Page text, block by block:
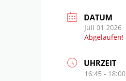
DATUM
Juli 01 2026
Abgelaufen!
UHRZEIT
16:45 - 18:00